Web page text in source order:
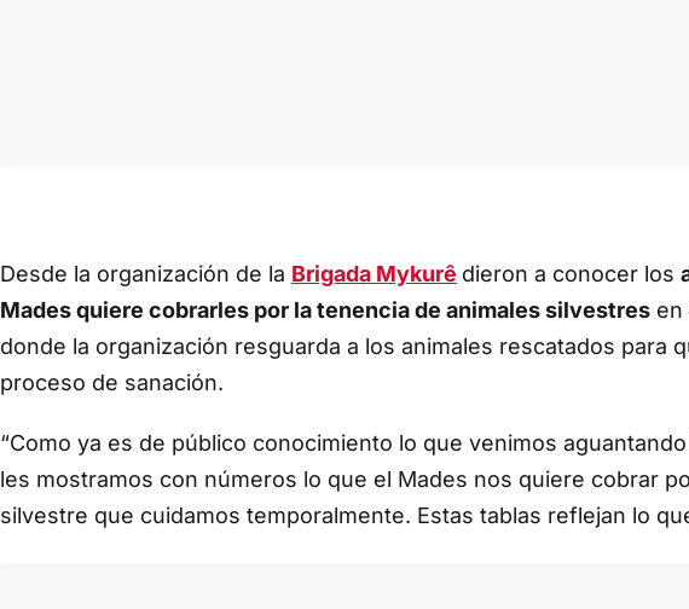
Desde la organización de la Brigada Mykurê dieron a conocer los
Mades quiere cobrarles por la tenencia de animales silvestres en
donde la organización resguarda a los animales rescatados para
proceso de sanación.
“Como ya es de público conocimiento lo que venimos
les mostramos con números lo que el Mades nos quiere cobrar
silvestre que cuidamos temporalmente. Estas tablas reflejan lo